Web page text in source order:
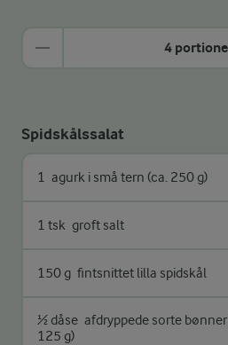
4
Spidskålssalat
1 agurk i små tern (ca. 250 g)
1 tsk groft salt
150 g fintsnittet lilla spidskål
½ dåse afdryppede sorte bønner
125 g)